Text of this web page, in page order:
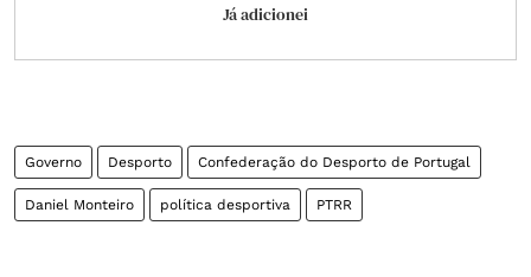
Já adicionei
Governo Desporto Confederação do Desporto de Portugal
Daniel Monteiro política desportiva PTRR